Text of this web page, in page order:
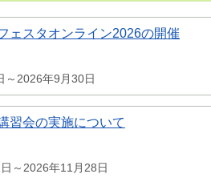
ェスタオンライン2026の開催
～2026年9月30日
習会の実施について
～2026年11月28日